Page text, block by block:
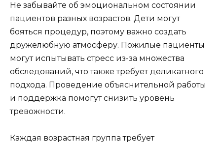
Не забывайте об эмоциональном состоянии
пациентов разных возрастов. Дети могут
бояться процедур, поэтому важно создать
дружелюбную атмосферу. Пожилые пациенты
могут испытывать стресс из-за множества
обследований, что также требует деликатного
подхода. Проведение объяснительной работы
и поддержка помогут снизить уровень
тревожности.
Каждая возрастная группа требует